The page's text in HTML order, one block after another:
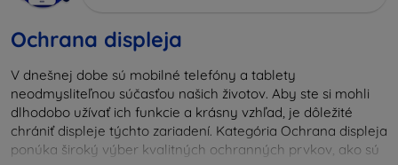
Ochrana displeja
V dnešnej dobe sú mobilné telefóny a tablety
neodmysliteľnou súčasťou našich životov. Aby ste si mohli
dlhodobo užívať ich funkcie a krásny vzhľad, je dôležité
chrániť displeje týchto zariadení. Kategória Ochrana displeja
ponúka široký výber kvalitných ochranných prvkov, ako sú